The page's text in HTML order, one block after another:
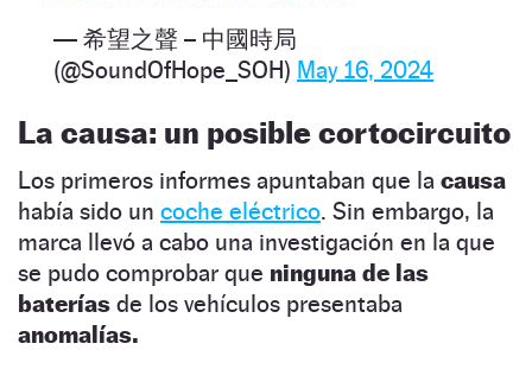
— 希望之聲 – 中國時局
(@SoundOfHope_SOH) May 16, 2024
La causa: un posible cortocircuito
Los primeros informes apuntaban que la causa
había sido un coche eléctrico. Sin embargo, la
marca llevó a cabo una investigación en la que
se pudo comprobar que ninguna de las
baterías de los vehículos presentaba
anomalías.